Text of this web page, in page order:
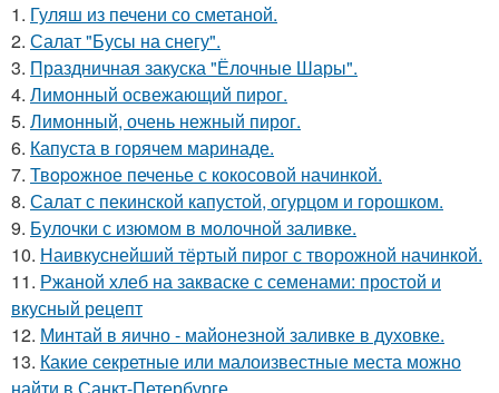
1. Гуляш из печени со сметаной.
2. Салат "Бусы на снегу".
3. Праздничная закуска "Ёлочные Шары".
4. Лимонный освежающий пирог.
5. Лимонный, очень нежный пирог.
6. Капуста в горячем маринаде.
7. Твopoжное печенье с кокосовой начинкой.
8. Салат с пекинской капустой, огурцом и горошком.
9. Булочки с изюмом в молочной заливке.
10. Наивкуснейший тёртый пирог с творожной начинкой.
11. Ржаной хлеб на закваске с семенами: простой и
вкусный рецепт
12. Минтай в яично - майонезной заливке в духовке.
13. Какие секретные или малоизвестные места можно